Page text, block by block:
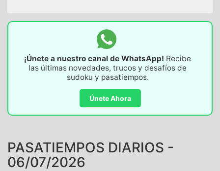
¡Únete a nuestro canal de WhatsApp! Recibe
las últimas novedades, trucos y desafíos de
sudoku y pasatiempos.
Únete Ahora
PASATIEMPOS DIARIOS -
06/07/2026